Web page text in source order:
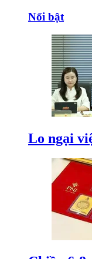
Nổi bật
Lo ngại